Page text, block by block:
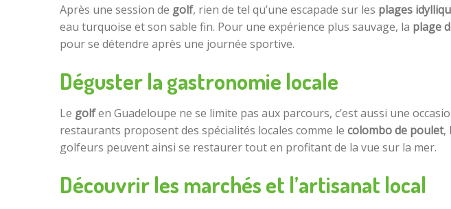
Après une session de golf, rien de tel qu’une escapade sur les plages
eau turquoise et son sable fin. Pour une expérience plus sauvage, la plage
pour se détendre après une journée sportive.
Déguster la gastronomie locale
Le golfen Guadeloupe ne se limite pas aux parcours, c’est aussi une
restaurants proposent des spécialités locales comme le colombo de poulet,
golfeurs peuvent ainsi se restaurer tout en profitant de la vue sur la mer.
Découvrir les marchés et l’artisanat local